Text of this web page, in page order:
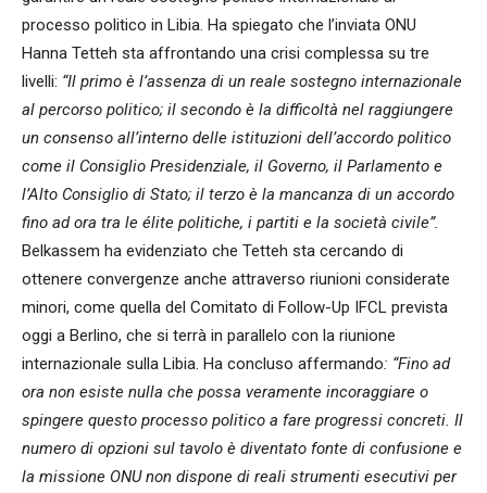
processo politico in Libia. Ha spiegato che l’inviata ONU
Hanna Tetteh sta affrontando una crisi complessa su tre
livelli: “Il primo è l’assenza di un reale sostegno internazionale
al percorso politico; il secondo è la difficoltà nel raggiungere
un consenso all’interno delle istituzioni dell’accordo politico
come il Consiglio Presidenziale, il Governo, il Parlamento e
l’Alto Consiglio di Stato; il terzo è la mancanza di un accordo
fino ad ora tra le élite politiche, i partiti e la società civile”.
Belkassem ha evidenziato che Tetteh sta cercando di
ottenere convergenze anche attraverso riunioni considerate
minori, come quella del Comitato di Follow-Up IFCL prevista
oggi a Berlino, che si terrà in parallelo con la riunione
internazionale sulla Libia. Ha concluso affermando: “Fino ad
ora non esiste nulla che possa veramente incoraggiare o
spingere questo processo politico a fare progressi concreti. Il
numero di opzioni sul tavolo è diventato fonte di confusione e
la missione ONU non dispone di reali strumenti esecutivi per